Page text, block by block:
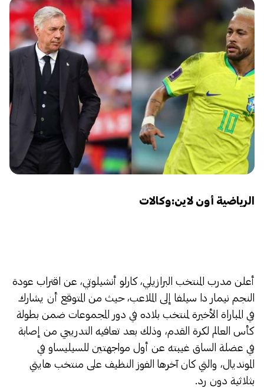
الرياضية أون لاين:وكالات
أعلن مدرب المنتخب البرازيلي، كارلو أنشيلوتي، عن اقتراب عودة
النجم نيمار دا سيلفا إلى الملاعب، حيث من المتوقع أن يشارك
في المباراة الأخيرة لمنتخب بلاده في دور المجموعات ضمن بطولة
كأس العالم لكرة القدم، وذلك بعد تعافيه التدريجي من إصابة
في عضلة الساق غيبته عن أول مواجهتين للسيليساو في
المونديال، والتي كان آخرها الفوز النظيف على منتخب هايتي
بثلاثية دون رد.